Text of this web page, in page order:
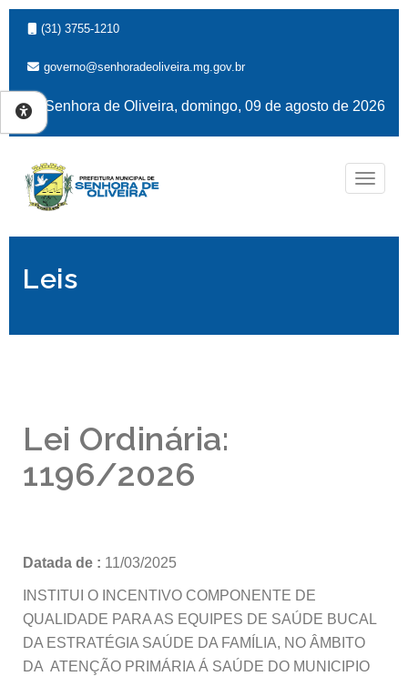
(31) 3755-1210
governo@senhoradeoliveira.mg.gov.br
Senhora de Oliveira, domingo, 09 de agosto de 2026
Leis
Lei Ordinária:
1196/2026
Datada de : 11/03/2025
INSTITUI O INCENTIVO COMPONENTE DE
QUALIDADE PARA AS EQUIPES DE SAÚDE BUCAL
DA ESTRATÉGIA SAÚDE DA FAMÍLIA, NO ÂMBITO
DA ATENÇÃO PRIMÁRIA Á SAÚDE DO MUNICIPIO